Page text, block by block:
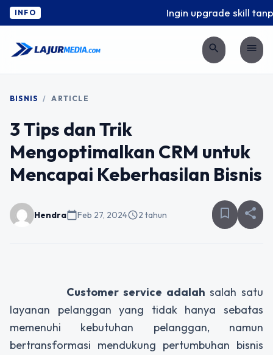
INFO Ingin upgrade skill
search menu
BISNIS / ARTICLE
3 Tips dan Trik
Mengoptimalkan CRM untuk
Mencapai Keberhasilan Bisnis
Hendracalendar_todayFeb 27, 2024schedule2 tahun bookmark_border share
Customer service adalah salah satu
layanan pelanggan yang tidak hanya sebatas
memenuhi kebutuhan pelanggan, namun
bertransformasi mendukung pertumbuhan bisnis